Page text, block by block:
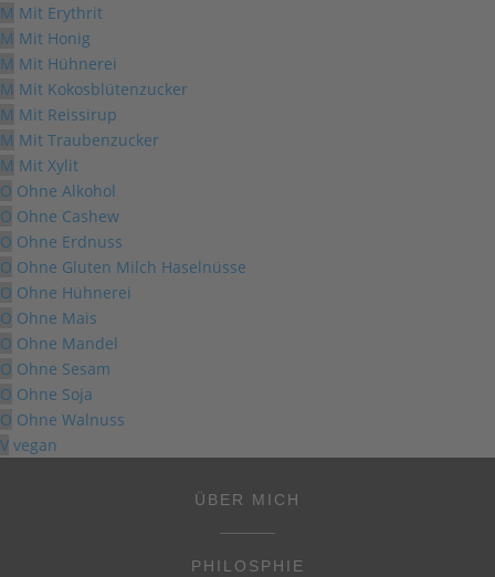
M Mit Erythrit
M Mit Honig
M Mit Hühnerei
M Mit Kokosblütenzucker
M Mit Reissirup
M Mit Traubenzucker
M Mit Xylit
O Ohne Alkohol
O Ohne Cashew
O Ohne Erdnuss
O Ohne Gluten Milch Haselnüsse
O Ohne Hühnerei
O Ohne Mais
O Ohne Mandel
O Ohne Sesam
O Ohne Soja
O Ohne Walnuss
V vegan
ÜBER MICH
PHILOSPHIE